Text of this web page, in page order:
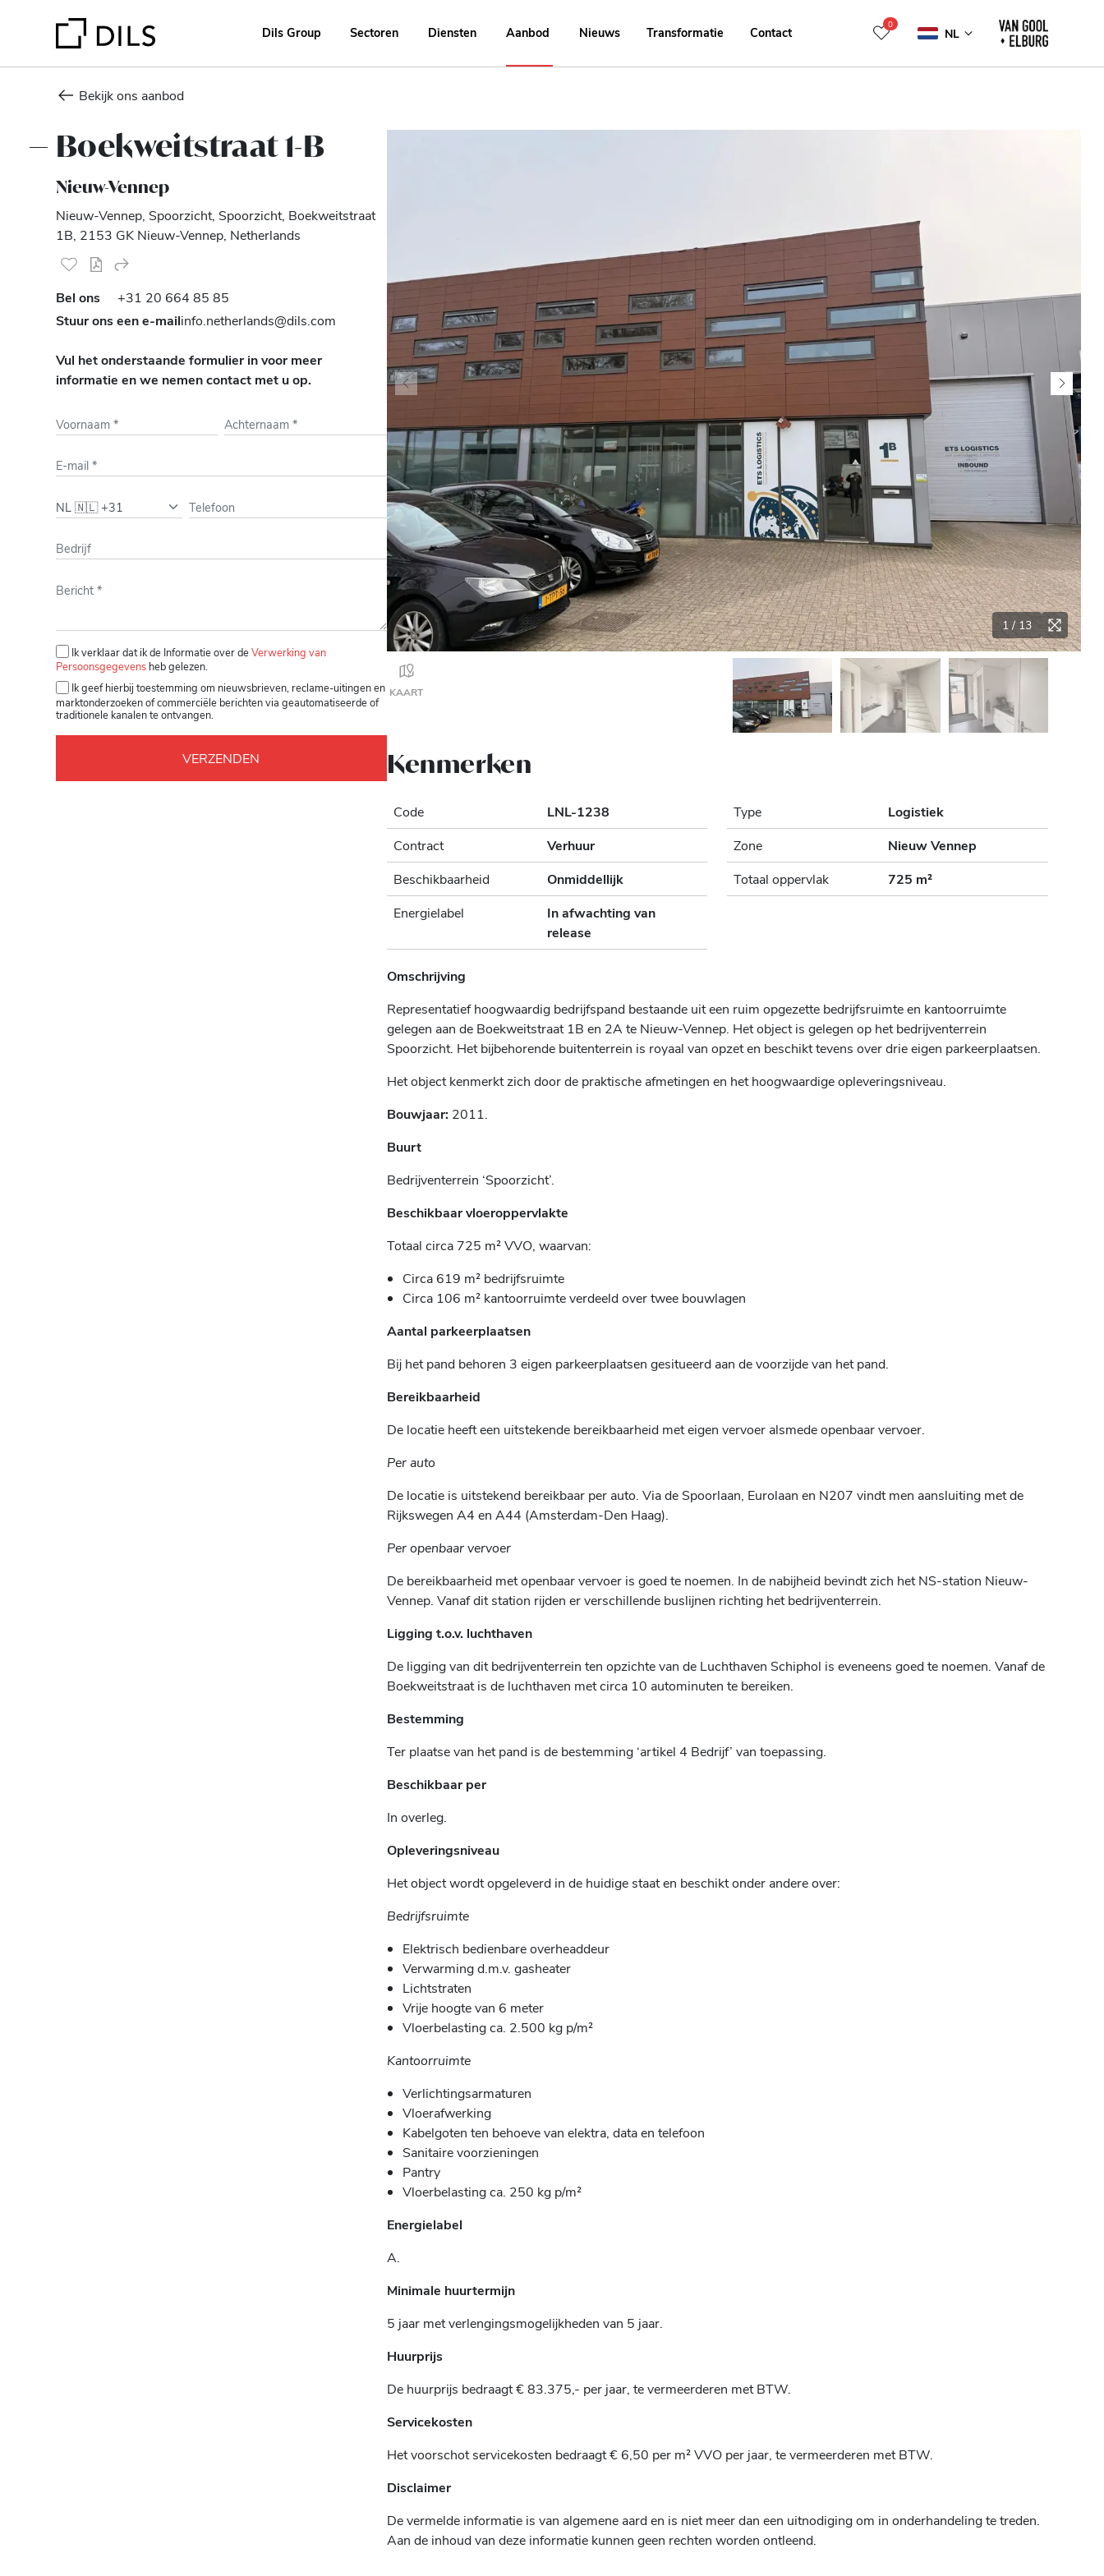
Dils Group Sectoren Diensten Aanbod Nieuws Transformatie Contact 0
NL
Bekijk ons aanbod
Boekweitstraat 1-B
Nieuw-Vennep
Nieuw-Vennep, Spoorzicht, Spoorzicht, Boekweitstraat
1B, 2153 GK Nieuw-Vennep, Netherlands
Bel ons
+31 20 664 85 85
Stuur ons een e-mailinfo.netherlands@dils.com
Vul het onderstaande formulier in voor meer
informatie en we nemen contact met u op.
Gelieve dit veld leeg te laten.
Ik verklaar dat ik de Informatie over deVerwerking van
Persoonsgegevens heb gelezen.
Ik geef hierbij toestemming om nieuwsbrieven, reclame-uitingen en
marktonderzoeken of commerciële berichten via geautomatiseerde of
traditionele kanalen te ontvangen.
1 / 13
KAART
Kenmerken
Code LNL-1238 Type
Logistiek
Contract
Verhuur Zone
Nieuw Vennep
Beschikbaarheid
Onmiddellijk Totaal oppervlak
725 m²
Energielabel
In afwachting van
release
Omschrijving
Representatief hoogwaardig bedrijfspand bestaande uit een ruim opgezette bedrijfsruimte en kantoorruimte
gelegen aan de Boekweitstraat 1B en 2A te Nieuw-Vennep. Het object is gelegen op het bedrijventerrein
Spoorzicht. Het bijbehorende buitenterrein is royaal van opzet en beschikt tevens over drie eigen parkeerplaatsen.
Het object kenmerkt zich door de praktische afmetingen en het hoogwaardige opleveringsniveau.
Bouwjaar:2011.
Buurt
Bedrijventerrein ‘Spoorzicht’.
Beschikbaar vloeroppervlakte
Totaal circa 725 m² VVO, waarvan:
Circa 619 m² bedrijfsruimte
Circa 106 m² kantoorruimte verdeeld over twee bouwlagen
Aantal parkeerplaatsen
Bij het pand behoren 3 eigen parkeerplaatsen gesitueerd aan de voorzijde van het pand.
Bereikbaarheid
De locatie heeft een uitstekende bereikbaarheid met eigen vervoer alsmede openbaar vervoer.
Per auto
De locatie is uitstekend bereikbaar per auto. Via de Spoorlaan, Eurolaan en N207 vindt men aansluiting met de
Rijkswegen A4 en A44 (Amsterdam-Den Haag).
Per openbaar vervoer
De bereikbaarheid met openbaar vervoer is goed te noemen. In de nabijheid bevindt zich het NS-station Nieuw-
Vennep. Vanaf dit station rijden er verschillende buslijnen richting het bedrijventerrein.
Ligging t.o.v. luchthaven
De ligging van dit bedrijventerrein ten opzichte van de Luchthaven Schiphol is eveneens goed te noemen. Vanaf de
Boekweitstraat is de luchthaven met circa 10 autominuten te bereiken.
Bestemming
Ter plaatse van het pand is de bestemming ‘artikel 4 Bedrijf’ van toepassing.
Beschikbaar per
In overleg.
Opleveringsniveau
Het object wordt opgeleverd in de huidige staat en beschikt onder andere over:
Bedrijfsruimte
Elektrisch bedienbare overheaddeur
Verwarming d.m.v. gasheater
Lichtstraten
Vrije hoogte van 6 meter
Vloerbelasting ca. 2.500 kg p/m²
Kantoorruimte
Verlichtingsarmaturen
Vloerafwerking
Kabelgoten ten behoeve van elektra, data en telefoon
Sanitaire voorzieningen
Pantry
Vloerbelasting ca. 250 kg p/m²
Energielabel
A.
Minimale huurtermijn
5 jaar met verlengingsmogelijkheden van 5 jaar.
Huurprijs
De huurprijs bedraagt € 83.375,- per jaar, te vermeerderen met BTW.
Servicekosten
Het voorschot servicekosten bedraagt € 6,50 per m² VVO per jaar, te vermeerderen met BTW.
Disclaimer
De vermelde informatie is van algemene aard en is niet meer dan een uitnodiging om in onderhandeling te treden.
Aan de inhoud van deze informatie kunnen geen rechten worden ontleend.